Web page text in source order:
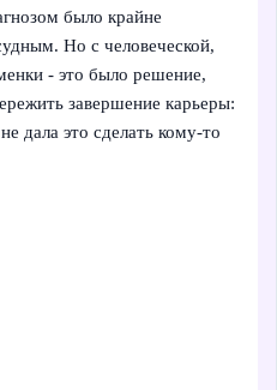
было крайне
Но с человеческой,
- это было решение,
завершение карьеры:
дала это сделать кому-то